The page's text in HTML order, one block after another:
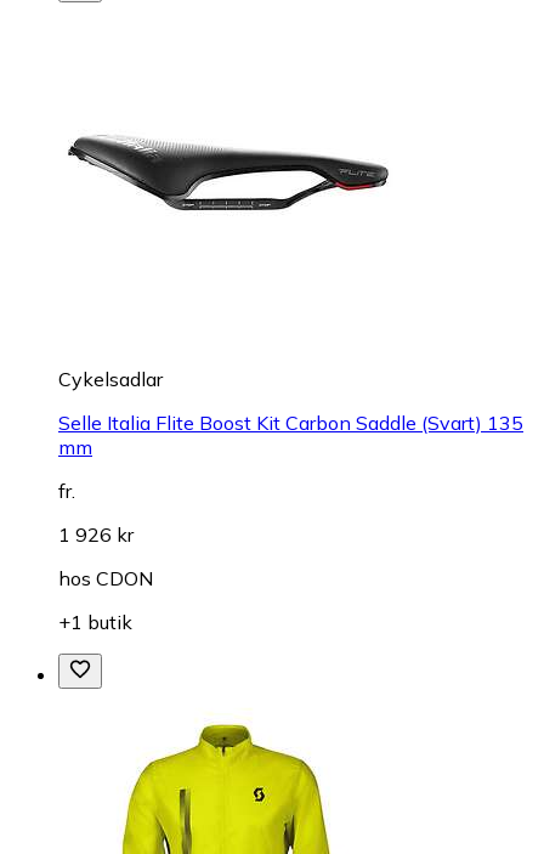
Cykelsadlar
Selle Italia Flite Boost Kit Carbon Saddle (Svart) 135
mm
fr.
1 926 kr
hos CDON
+1 butik